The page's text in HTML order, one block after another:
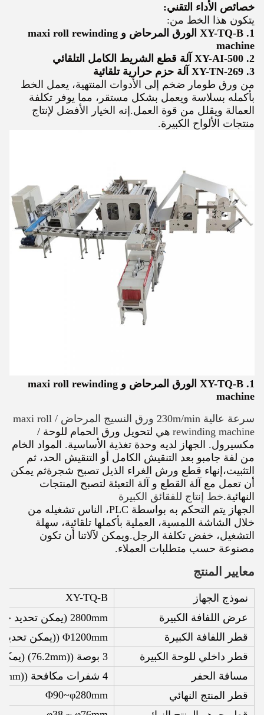
خصائص الأداء التقني:
يتكون هذا الخط من:
1. XY-TQ-B الورق المرحاض و maxi roll rewinding
machine
2. XY-AI-500 آلة قطع الشريط الكامل التلقائي
3. XY-TN-269 آلة حزم حرارية تلقائية
من ورق طومار ضخم إلى الأدوات المنتهية، يعمل الخط
بأكمله بسلاسة ويعمل بشكل مستقر، مما يوفر تكلفة
العمالة ويقلل من قوة العمل.إنه الخيار الأفضل لإنتاج
منتجات الألواح الكبيرة.
1. XY-TQ-B الورق المرحاض و maxi roll rewinding
machine
سرعة عالية 230m/min ورق النسيج المرحاض / maxi roll
rewinding machine هي لتحويل ورق الحمام للوحة /
مكسيرول. الجهاز لديه وحدة تغذية الأساسية. المواد الخام
من لفة جامبو بعد التنقيش الكامل أو التنقيش الحد، ثم
التثبيت،إنهاء قطع ورش الغراء الذيل تصبح شجرةثم يمكن
أن تعمل مع آلة القطع و آلة التعبئة لتصبح المنتجات
النهائية.خط إنتاج للفقائق الكبيرة
الجهاز يتم التحكم به بواسطة PLC، الناس تشغيله من
خلال الشاشة اللمسية، العملية بأكملها تلقائية، سهلة
التشغيل، خفض تكلفة الرجل.ويمكن لآلاتنا أن تكون
مصنوعة حسب متطلبات العملاء.
معايير المنتج
نموذج الجهاز
XY-TQ-B
عرض اللفافة الكبيرة
2800mm (يمكن تحديد حجم آخر)
قطر اللفافة الكبيرة
Φ1200mm ((يمكن تحديد أحجام أخرى)
قطر داخلي للوحة الكبيرة
3 بوصة ((76.2mm) (يمكن تحديد حجم آخر)
مسافة الحفر
4 شفرات مكافحة ((115mm) ((يمكن تحديد حجم آخر)
قطر المنتج النهائي
Φ90~φ280mm